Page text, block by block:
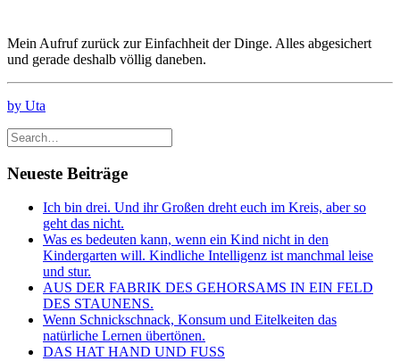
Mein Aufruf zurück zur Einfachheit der Dinge. Alles abgesichert
und gerade deshalb völlig daneben.
by Uta
Neueste Beiträge
Ich bin drei. Und ihr Großen dreht euch im Kreis, aber so
geht das nicht.
Was es bedeuten kann, wenn ein Kind nicht in den
Kindergarten will. Kindliche Intelligenz ist manchmal leise
und stur.
AUS DER FABRIK DES GEHORSAMS IN EIN FELD
DES STAUNENS.
Wenn Schnickschnack, Konsum und Eitelkeiten das
natürliche Lernen übertönen.
DAS HAT HAND UND FUSS